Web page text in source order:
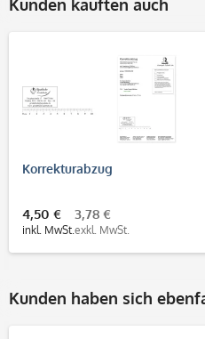
Kunden kauften auch
Korrekturabzug
4,50 €
inkl. MwSt.
3,78 €
exkl. MwSt.
Kunden haben sich